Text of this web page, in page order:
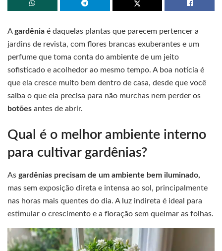
Agardênia é daquelas plantas que parecem pertencer a
jardins de revista, com flores brancas exuberantes e um
perfume que toma conta do ambiente de um jeito
sofisticado e acolhedor ao mesmo tempo. A boa notícia é
que ela cresce muito bem dentro de casa, desde que você
saiba o que ela precisa para não murchas nem perder os
botões antes de abrir.
Qual é o melhor ambiente interno
para cultivar gardênias?
As gardênias precisam de um ambiente bem iluminado,
mas sem exposição direta e intensa ao sol, principalmente
nas horas mais quentes do dia. A luz indireta é ideal para
estimular o crescimento e a floração sem queimar as folhas.